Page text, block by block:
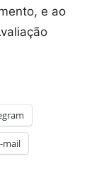
e ao
mail